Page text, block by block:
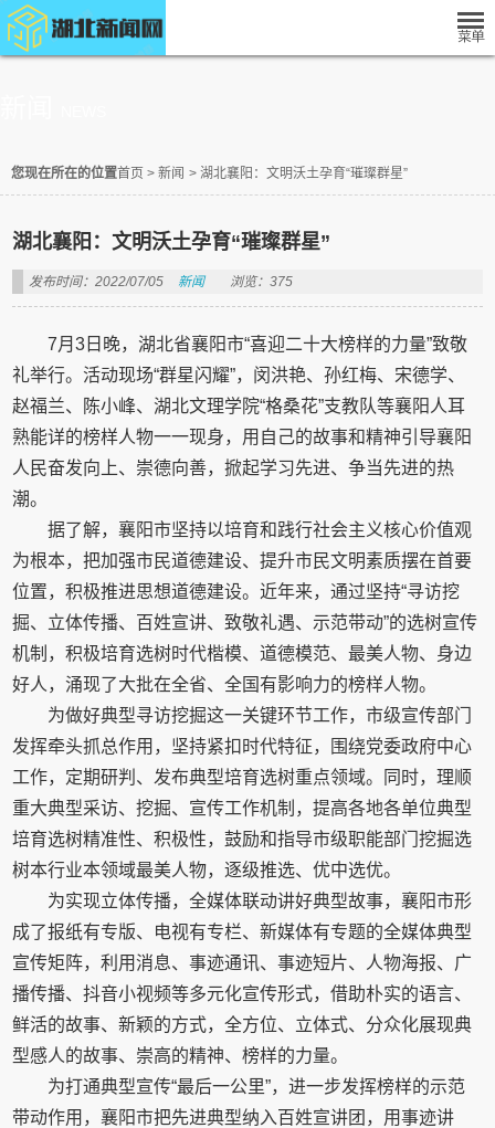
您现在所在的位置首页 > 新闻 > 湖北襄阳：文明沃土孕育“璀璨群星”
湖北襄阳：文明沃土孕育“璀璨群星”
发布时间：2022/07/05 新闻 浏览：375
7月3日晚，湖北省襄阳市“喜迎二十大榜样的力量”致敬
礼举行。活动现场“群星闪耀”，闵洪艳、孙红梅、宋德学、
赵福兰、陈小峰、湖北文理学院“格桑花”支教队等襄阳人耳
熟能详的榜样人物一一现身，用自己的故事和精神引导襄阳
人民奋发向上、崇德向善，掀起学习先进、争当先进的热
潮。
据了解，襄阳市坚持以培育和践行社会主义核心价值观
为根本，把加强市民道德建设、提升市民文明素质摆在首要
位置，积极推进思想道德建设。近年来，通过坚持“寻访挖
掘、立体传播、百姓宣讲、致敬礼遇、示范带动”的选树宣传
机制，积极培育选树时代楷模、道德模范、最美人物、身边
好人，涌现了大批在全省、全国有影响力的榜样人物。
为做好典型寻访挖掘这一关键环节工作，市级宣传部门
发挥牵头抓总作用，坚持紧扣时代特征，围绕党委政府中心
工作，定期研判、发布典型培育选树重点领域。同时，理顺
重大典型采访、挖掘、宣传工作机制，提高各地各单位典型
培育选树精准性、积极性，鼓励和指导市级职能部门挖掘选
树本行业本领域最美人物，逐级推选、优中选优。
为实现立体传播，全媒体联动讲好典型故事，襄阳市形
成了报纸有专版、电视有专栏、新媒体有专题的全媒体典型
宣传矩阵，利用消息、事迹通讯、事迹短片、人物海报、广
播传播、抖音小视频等多元化宣传形式，借助朴实的语言、
鲜活的故事、新颖的方式，全方位、立体式、分众化展现典
型感人的故事、崇高的精神、榜样的力量。
为打通典型宣传“最后一公里”，进一步发挥榜样的示范
带动作用，襄阳市把先进典型纳入百姓宣讲团，用事迹讲